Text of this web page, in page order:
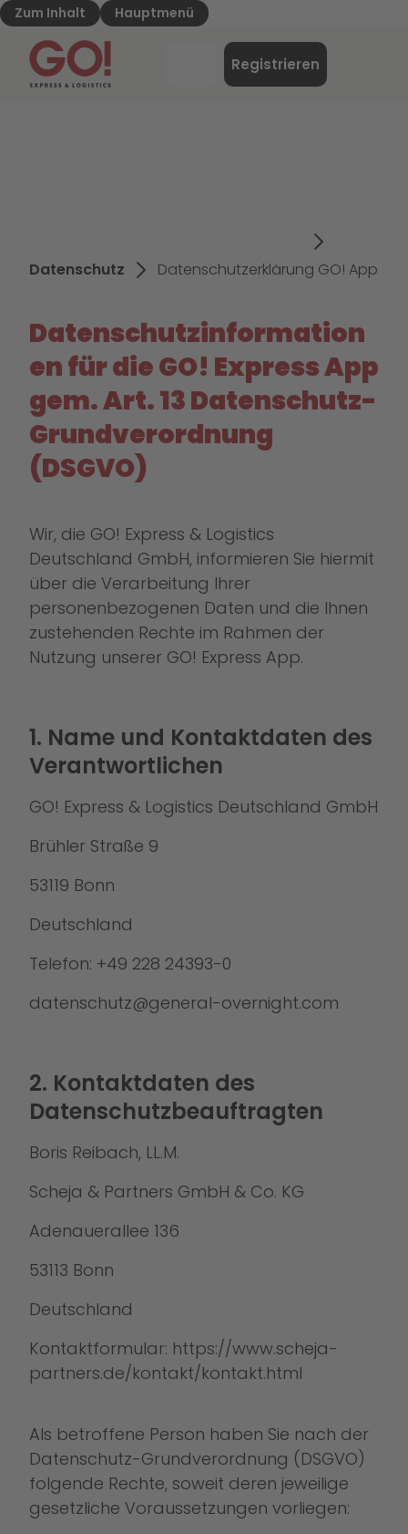
Zum Inhalt Hauptmenü
GO! Express & Logistics - Zur Starteite
Registrieren
Datenschutz Datenschutzerklärung GO! App
Datenschutzinformation
en für die GO! Express App
gem. Art. 13 Datenschutz-
Grundverordnung
(DSGVO)
Wir, die GO! Express & Logistics
Deutschland GmbH, informieren Sie hiermit
über die Verarbeitung Ihrer
personenbezogenen Daten und die Ihnen
zustehenden Rechte im Rahmen der
Nutzung unserer GO! Express App.
1. Name und Kontaktdaten des
Verantwortlichen
GO! Express & Logistics Deutschland GmbH
Brühler Straße 9
53119 Bonn
Deutschland
Telefon: +49 228 24393-0
datenschutz@general-overnight.com
2. Kontaktdaten des
Datenschutzbeauftragten
Boris Reibach, LL.M.
Scheja & Partners GmbH & Co. KG
Adenauerallee 136
53113 Bonn
Deutschland
Kontaktformular: https://www.scheja-
partners.de/kontakt/kontakt.html
Als betroffene Person haben Sie nach der
Datenschutz-Grundverordnung (DSGVO)
folgende Rechte, soweit deren jeweilige
gesetzliche Voraussetzungen vorliegen: